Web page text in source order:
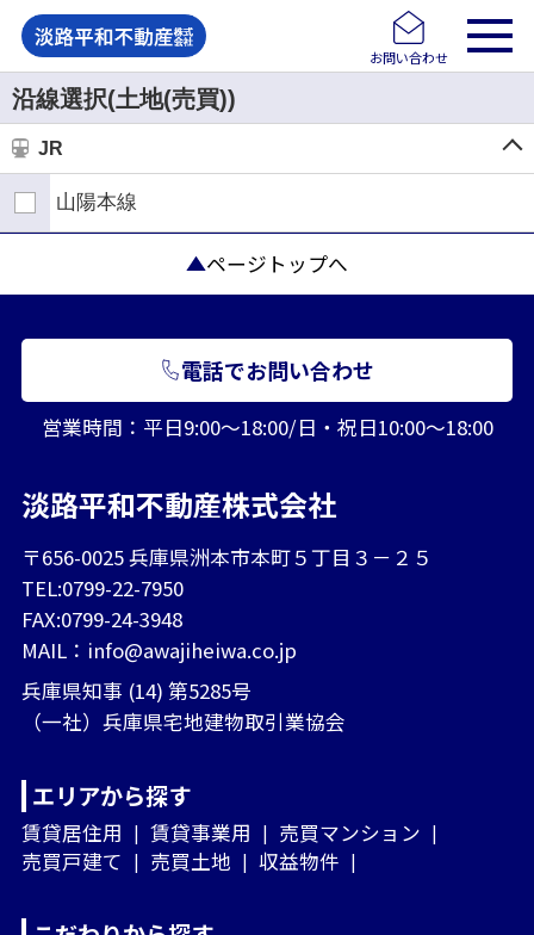
お問い合わせ
沿線選択(土地(売買))
JR
山陽本線
ページトップへ
電話でお問い合わせ
営業時間：平日9:00～18:00/日・祝日10:00～18:00
淡路平和不動産株式会社
〒656-0025 兵庫県洲本市本町５丁目３－２５
TEL:0799-22-7950
FAX:0799-24-3948
MAIL： info@awajiheiwa.co.jp
兵庫県知事 (14) 第5285号
（一社）兵庫県宅地建物取引業協会
エリアから探す
賃貸居住用 賃貸事業用
売買マンション
売買戸建て
売買土地 収益物件